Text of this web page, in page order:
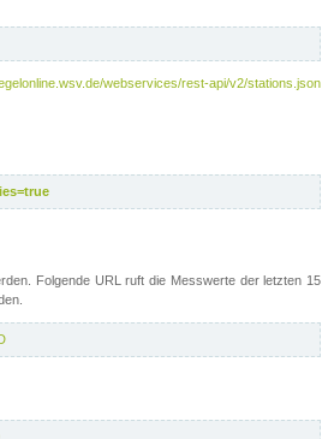
webservices/rest-api/v2/stations.json
Folgende URL ruft die Messwerte der letzten 15